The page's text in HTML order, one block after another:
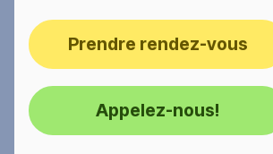
Prendre rendez-vous
Appelez-nous!